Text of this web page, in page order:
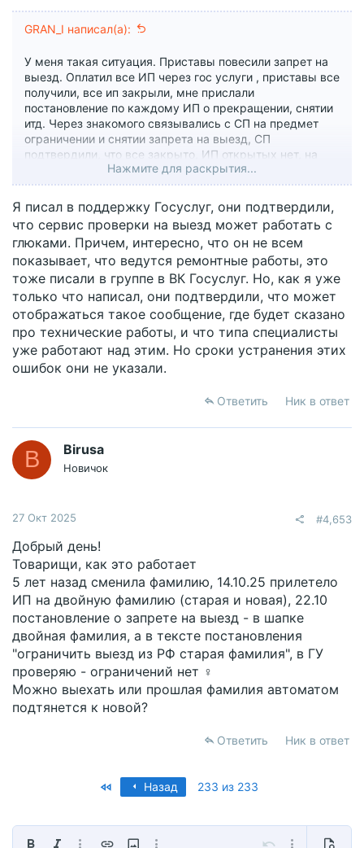
GRAN_I написал(а):
У меня такая ситуация. Приставы повесили запрет на
выезд. Оплатил все ИП через гос услуги , приставы все
получили, все ип закрыли, мне прислали
постановление по каждому ИП о прекращении, снятии
итд. Через знакомого связывались с СП на предмет
ограничении и снятии запрета на выезд, СП
подтвердили, что все закрыто, ИП открытых нет, на
сайте фссп все закрыто. А вот на гос услугах горит
кнопка запрет на выезд !!! Пытался писать в
поддержку реакции-0, НАПИСАЛ ЗАЯВЛЕНИЕ НА ГОС
УСЛ РЕАКЦИЯ-0, нажимаю на кнопку запрет -сайт гос
улуг выдает ведутся ремонтные работы. Короче я так
чувствую придется мне брать самый дешевый билет и
пробовать проходить границу на предмет выяснения
запрета.
Нажмите для раскрытия...
Я писал в поддержку Госуслуг, они подтвердили,
что сервис проверки на выезд может работать с
глюками. Причем, интересно, что он не всем
показывает, что ведутся ремонтные работы, это
тоже писали в группе в ВК Госуслуг. Но, как я уже
только что написал, они подтвердили, что может
отображаться такое сообщение, где будет сказано
про технические работы, и что типа специалисты
уже работают над этим. Но сроки устранения этих
ошибок они не указали.
Ответить Ник в ответ
B Birusa
Новичок
27 Окт 2025 #4,653
Добрый день!
Товарищи, как это работает
5 лет назад сменила фамилию, 14.10.25 прилетело
ИП на двойную фамилию (старая и новая), 22.10
постановление о запрете на выезд - в шапке
двойная фамилия, а в тексте постановления
"ограничить выезд из РФ старая фамилия", в ГУ
проверяю - ограничений нет ‍♀️
Можно выехать или прошлая фамилия автоматом
подтянется к новой?
Ответить Ник в ответ
First Назад 233 из 233